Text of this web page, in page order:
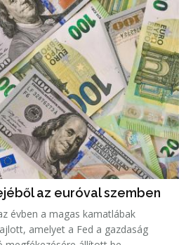
az euróval szemben
évben a magas kamatlábak
amelyet a Fed a gazdaság